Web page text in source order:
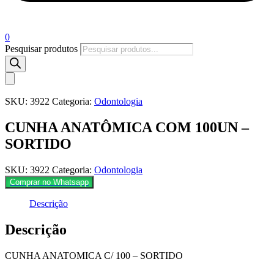
0
Pesquisar produtos
SKU: 3922 Categoria: Odontologia
CUNHA ANATÔMICA COM 100UN –
SORTIDO
SKU: 3922 Categoria: Odontologia
Comprar no Whatsapp
Descrição
Descrição
CUNHA ANATOMICA C/ 100 – SORTIDO